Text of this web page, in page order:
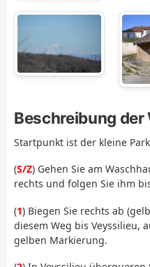
Beschreibung
Startpunkt ist der kleine
(S/Z) Gehen Sie am
rechts und folgen Sie ihm
(1) Biegen Sie rechts ab
diesem Weg bis Veyssilieu,
gelben Markierung.